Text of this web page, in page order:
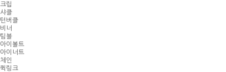
크립
샤클
턴버클
비너
팀블
아이볼트
아이너트
체인
퀵링크